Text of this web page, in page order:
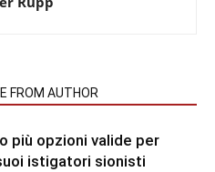
FROM AUTHOR
più opzioni valide per
istigatori sionisti